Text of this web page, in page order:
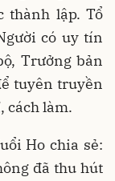
thành lập. Tổ
có uy tín
Trưởng bản
tuyên truyền
cách làm.
Ho chia sẻ:
đã thu hút